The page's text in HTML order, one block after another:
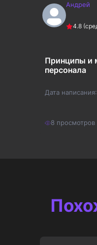
Андрей
4.8
Принципы и
персонала
Дата написания:
8 просмотров